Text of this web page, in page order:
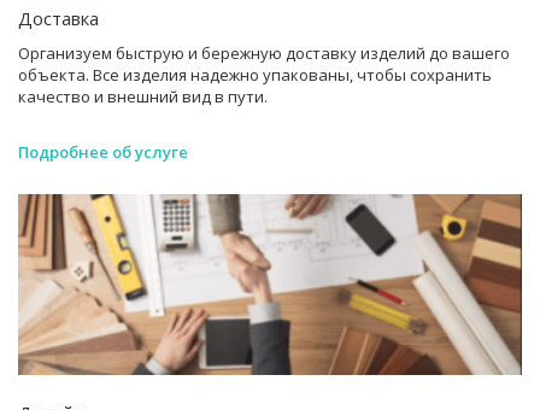
Доставка
Организуем быструю и бережную доставку изделий до вашего
объекта. Все изделия надежно упакованы, чтобы сохранить
качество и внешний вид в пути.
Подробнее об услуге